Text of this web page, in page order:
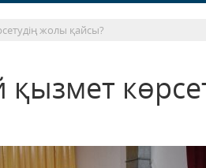
жолы қайсы?